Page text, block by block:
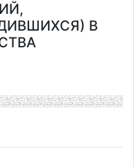
В